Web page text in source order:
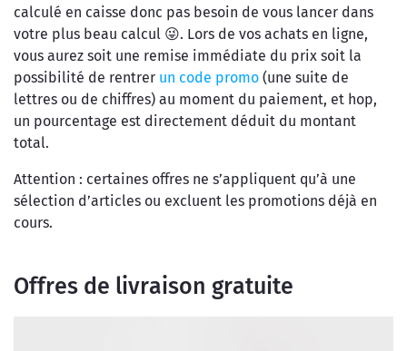
calculé en caisse donc pas besoin de vous lancer dans
votre plus beau calcul 😜. Lors de vos achats en ligne,
vous aurez soit une remise immédiate du prix soit la
possibilité de rentrer un code promo (une suite de
lettres ou de chiffres) au moment du paiement, et hop,
un pourcentage est directement déduit du montant
total.
Attention : certaines offres ne s’appliquent qu’à une
sélection d’articles ou excluent les promotions déjà en
cours.
Offres de livraison gratuite